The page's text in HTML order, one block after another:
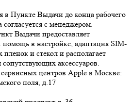
в Пункте Выдачи до конца рабочего
с менеджером.
Выдачи предоставляет
помощь в настройке, адаптация SIM-
и стекол и располагает
аксессуаров.
центров Apple в Москве:
поля, д.17